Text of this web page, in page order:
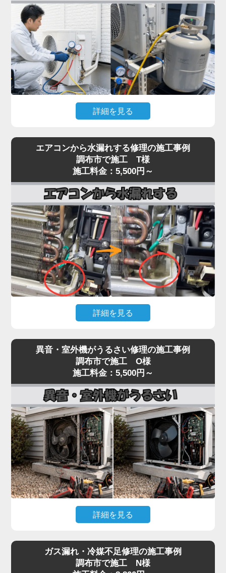
詳細を見る
い、効きが弱いという症状は、当店でも特にご相談
が多いトラブルです。
原因は多岐にわたり、フィルター・熱交換器の目詰
まり、冷媒ガス不足、コンプレッサー異常、基板・
センサー故障、室外機の通気不良など、複数の要因
が絡んでいるケースもあります。
実際の現場では、長年メンテナンスを行っていない
機種で、フィン目詰まりや冷媒回路の不調、ファン
モーター・基板の劣化が重なり、本来の冷却性能の
半分以下しか発揮できていない状態も珍しくありま
せん。
「冷えが弱い」程度の軽微な症状を放置すると、コ
ンプレッサーが過負荷で焼き付くなど高額修理に発
ないトラブルに対して原因を切り分けながら点検
し、フィルター・冷媒・電気系統まで一貫して対
経験豊富なプロの技術者が、メーカーや型番を問わ
ず確実に診断し、最短即日で修理いたします。
冷暖房の効きが悪いと感じたら、お早めにご相談く
ださい。
エアコンから水漏れする修理の施工事例
調布市で施工 T様
施工料金：5,500円～
詳細を見る
いるといった「水漏れ」トラブルは、当店でも夏場
に集中するご相談です。
原因のほとんどは、ドレンホース（結露水を屋外に
排出する管）の詰まりです。長年使用しているとホ
ースの中にホコリ・カビ・虫が侵入し、水の流れを
妨げます。
水漏れはドレン詰まりが関係するケースも多い一方
で、詰まりの位置、本体の傾き、ドレンパンの劣
化、ホース接続部のパッキン硬化、排水経路のトラ
ップ部詰まりなど原因は複数あり、表面だけの対処
では再発することがあります。
水漏れを放置すると、壁紙のシミ・床材の腐食・階
下への漏水被害につながり、修繕費が高額になる可
全体を内視鏡で点検し、ドレンパンの状態確認・ホ
ースおよびパッキン交換・本体取り付け状態の調整
異音・室外機がうるさい修理の施工事例
調布市で施工 O様
施工料金：5,500円～
詳細を見る
振動・騒音が大きいといった症状は、ファンモータ
ーの劣化やファン羽根の歪み、コンプレッサーの異
ガス漏れ・冷媒不足修理の施工事例
調布市で施工 N様